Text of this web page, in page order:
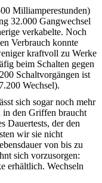
Milliamperestunden)
32.000 Gangwechsel
verkabelte. Noch
Verbrauch konnte
kraftvoll zu Werke
beim Schalten gegen
Schaltvorgängen ist
Wechsel).
sich sogar noch mehr
den Griffen braucht
Dauertests, der den
wir sie nicht
von bis zu
sich vorzusorgen:
erhältlich. Wechseln